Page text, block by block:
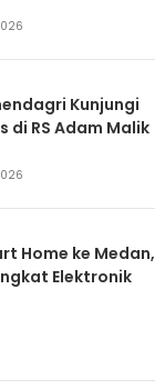
Kunjungi
di RS Adam Malik
Home ke Medan,
Elektronik